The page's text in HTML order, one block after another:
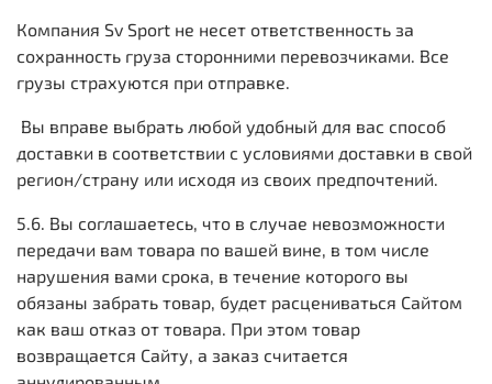
Компания Sv Sport не несет ответственность за
сохранность груза сторонними перевозчиками. Все
грузы страхуются при отправке.
Вы вправе выбрать любой удобный для вас способ
доставки в соответствии с условиями доставки в свой
регион/страну или исходя из своих предпочтений.
5.6. Вы соглашаетесь, что в случае невозможности
передачи вам товара по вашей вине, в том числе
нарушения вами срока, в течение которого вы
обязаны забрать товар, будет расцениваться Сайтом
как ваш отказ от товара. При этом товар
возвращается Сайту, а заказ считается